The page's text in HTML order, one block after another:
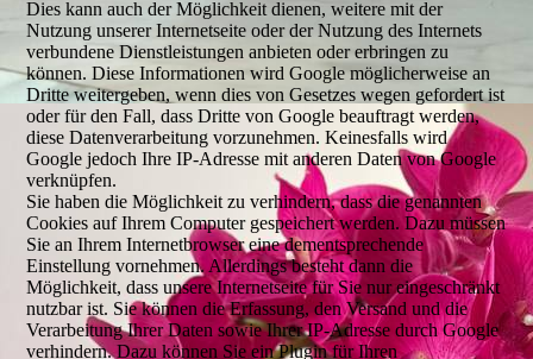
Dies kann auch der Möglichkeit dienen, weitere mit der
Nutzung unserer Internetseite oder der Nutzung des Internets
verbundene Dienstleistungen anbieten oder erbringen zu
können. Diese Informationen wird Google möglicherweise an
Dritte weitergeben, wenn dies von Gesetzes wegen gefordert ist
oder für den Fall, dass Dritte von Google beauftragt werden,
diese Datenverarbeitung vorzunehmen. Keinesfalls wird
Google jedoch Ihre IP-Adresse mit anderen Daten von Google
verknüpfen.
Sie haben die Möglichkeit zu verhindern, dass die genannten
Cookies auf Ihrem Computer gespeichert werden. Dazu müssen
Sie an Ihrem Internetbrowser eine dementsprechende
Einstellung vornehmen. Allerdings besteht dann die
Möglichkeit, dass unsere Internetseite für Sie nur eingeschränkt
nutzbar ist. Sie können die Erfassung, den Versand und die
Verarbeitung Ihrer Daten sowie Ihrer IP-Adresse durch Google
verhindern. Dazu können Sie ein Plugin für Ihren